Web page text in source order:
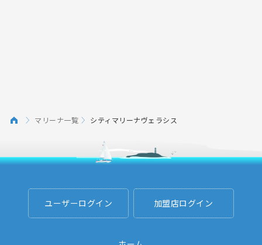
マリーナ一覧 シティマリーナヴェラシス
ユーザーログイン 加盟店ログイン